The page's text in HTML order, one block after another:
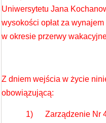
Uniwersytetu Jana
wysokości opłat za
w okresie przerwy
Z dniem wejścia w życie
obowiązującą:
1) Zarządzenie Nr